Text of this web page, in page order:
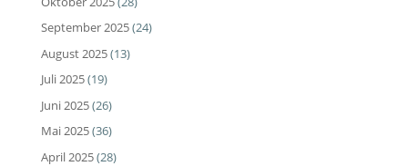
September 2025(24)
August 2025(13)
Juli 2025(19)
Juni 2025(26)
Mai 2025(36)
April 2025(28)